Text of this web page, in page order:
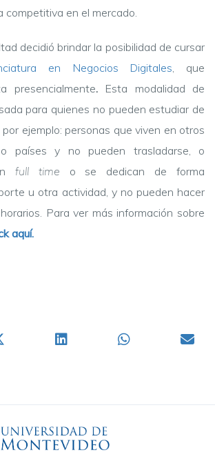
competitiva en el mercado.
decidió brindar la posibilidad de cursar
en Negocios Digitales, que
presencialmente. Esta modalidad de
para quienes no pueden estudiar de
ejemplo: personas que viven en otros
o países y no pueden trasladarse, o
full time o se dedican de forma
u otra actividad, y no pueden hacer
Para ver más información sobre
aquí.